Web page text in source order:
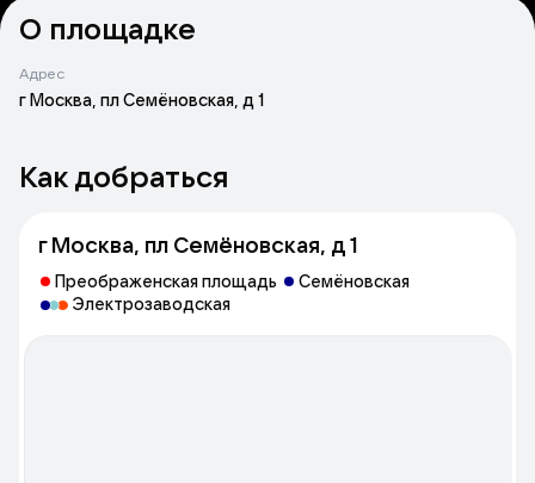
О площадке
Адрес
г Москва, пл Семёновская, д 1
Как добраться
г Москва, пл Семёновская, д 1
Преображенская площадь
Семёновская
Электрозаводская